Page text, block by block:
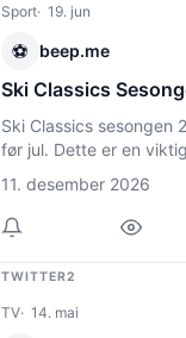
Sport 19. jun
⚽ beep.me
Ski Classics
Ski Classics sesongen
før jul. Dette er en
11. desember 2026
TWITTER2
TV 14. mai